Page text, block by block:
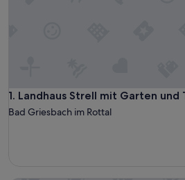
1. Landhaus Strell mit Garten und
Landhaus Strell mit Garten und
Bad Griesbach im Rottal